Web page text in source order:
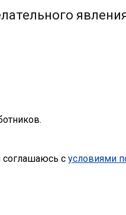
соглашаюсь с условиями